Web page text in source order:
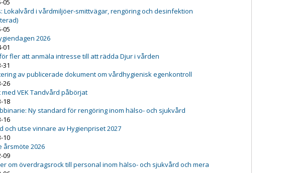
05
Lokalvård i vårdmiljöer-smittvägar, rengöring och desinfektion
05
2026
01
fler att anmäla intresse till att rädda Djur i vården
31
av publicerade dokument om vårdhygienisk egenkontroll
26
VEK Tandvård påbörjat
18
Ny standard för rengöring inom hälso- och sjukvård
16
och utse vinnare av Hygienpriset 2027
10
årsmöte 2026
09
om överdragsrock till personal inom hälso- och sjukvård och mera